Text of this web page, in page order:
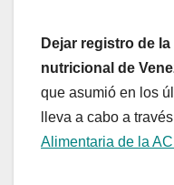
Dejar registro de
nutricional de
que asumió en los
lleva a cabo a
Alimentaria de la